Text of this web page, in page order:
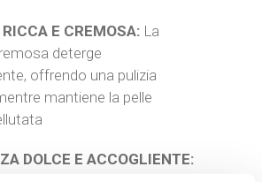
E CREMOSA: La
deterge
offrendo una pulizia
mantiene la pelle
DOLCE E ACCOGLIENTE: